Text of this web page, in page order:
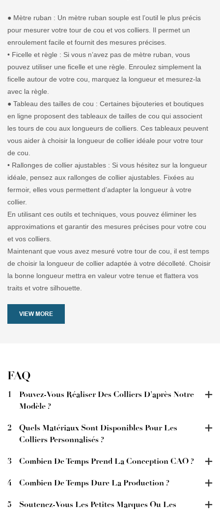
● Mètre ruban : Un mètre ruban souple est l’outil le plus précis
pour mesurer votre tour de cou et vos colliers. Il permet un
enroulement facile et fournit des mesures précises.
• Ficelle et règle : Si vous n’avez pas de mètre ruban, vous
pouvez utiliser une ficelle et une règle. Enroulez simplement la
ficelle autour de votre cou, marquez la longueur et mesurez-la
avec la règle.
● Tableau des tailles de cou : Certaines bijouteries et boutiques
en ligne proposent des tableaux de tailles de cou qui associent
les tours de cou aux longueurs de colliers. Ces tableaux peuvent
vous aider à choisir la longueur de collier idéale pour votre tour
de cou.
• Rallonges de collier ajustables : Si vous hésitez sur la longueur
idéale, pensez aux rallonges de collier ajustables. Fixées au
fermoir, elles vous permettent d’adapter la longueur à votre
collier.
En utilisant ces outils et techniques, vous pouvez éliminer les
approximations et garantir des mesures précises pour votre cou
et vos colliers.
Maintenant que vous avez mesuré votre tour de cou, il est temps
de choisir la longueur de collier adaptée à votre décolleté. Choisir
la bonne longueur mettra en valeur votre tenue et flattera vos
traits et votre silhouette.
VIEW MORE
FAQ
1
Pouvez-Vous Réaliser Des Colliers D'après Notre
Modèle ?
2
Quels Matériaux Sont Disponibles Pour Les
Colliers Personnalisés ?
3 Combien De Temps Prend La Conception CAO ?
4 Combien De Temps Dure La Production ?
5
Soutenez-Vous Les Petites Marques Ou Les